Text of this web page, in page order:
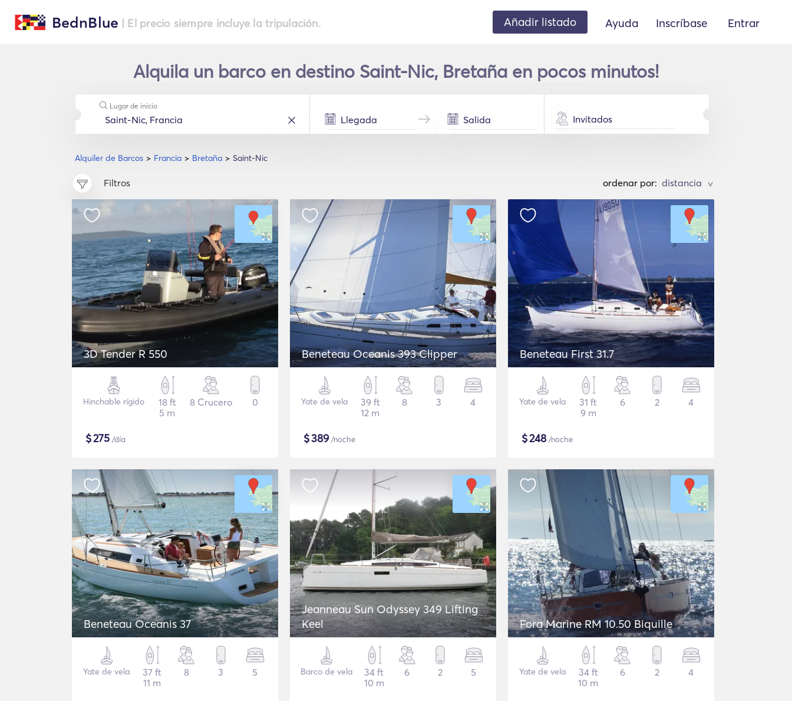
BednBlue | El precio siempre incluye la tripulación. Añadir listado Ayuda Inscríbase Entrar
Alquila un barco en destino Saint-Nic, Bretaña en pocos minutos!
Alquiler de Barcos Francia Bretaña Saint-Nic
Lugar de inicio
Invitados
Filtros ordenar por: >
3D Tender R 550
Hinchable rígido
18 ft
5 m
8 Crucero 0
$275 /día
Beneteau Oceanis 393 Clipper
Yate de vela
39 ft
12 m
8 3 4
$389/noche
Beneteau First 31.7
Yate de vela
31 ft
9 m
6 2 4
$248/noche
Beneteau Oceanis 37
Yate de vela
37 ft
11 m
8 3 5
Jeanneau Sun Odyssey 349 Lifting
Keel
Barco de vela
34 ft
10 m
6 2 5
Fora Marine RM 10.50 Biquille
Yate de vela
34 ft
10 m
6 2 4